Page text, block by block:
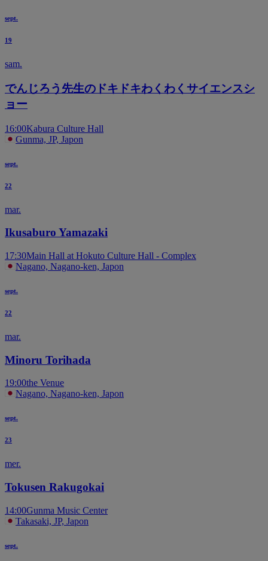
sept.
19
sam.
でんじろう先生のドキドキわくわくサイエンスシ
ョー
16:00Kabura Culture Hall
Gunma, JP, Japon
sept.
22
mar.
Ikusaburo Yamazaki
17:30Main Hall at Hokuto Culture Hall - Complex
Nagano, Nagano-ken, Japon
sept.
22
mar.
Minoru Torihada
19:00the Venue
Nagano, Nagano-ken, Japon
sept.
23
mer.
Tokusen Rakugokai
14:00Gunma Music Center
Takasaki, JP, Japon
sept.